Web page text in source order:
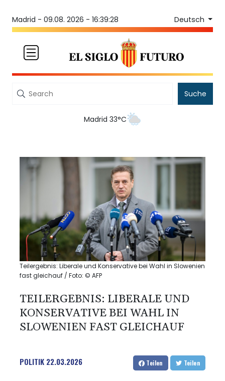
Madrid - 09.08. 2026 - 16:39:28 Deutsch
Suche
Madrid 33°C
Teilergebnis: Liberale und Konservative bei Wahl in Slowenien
fast gleichauf / Foto: © AFP
TEILERGEBNIS: LIBERALE UND
KONSERVATIVE BEI WAHL IN
SLOWENIEN FAST GLEICHAUF
POLITIK 22.03.2026 Teilen Teilen